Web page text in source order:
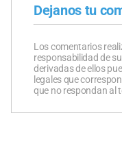
Dejanos tu
Los comentarios
responsabilidad de
derivadas de ellos
legales que
que no respondan al